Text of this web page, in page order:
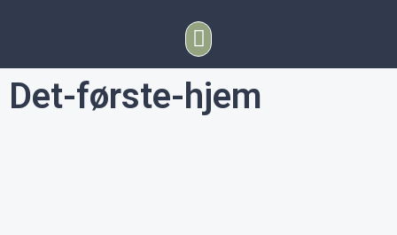
Det-første-hjem